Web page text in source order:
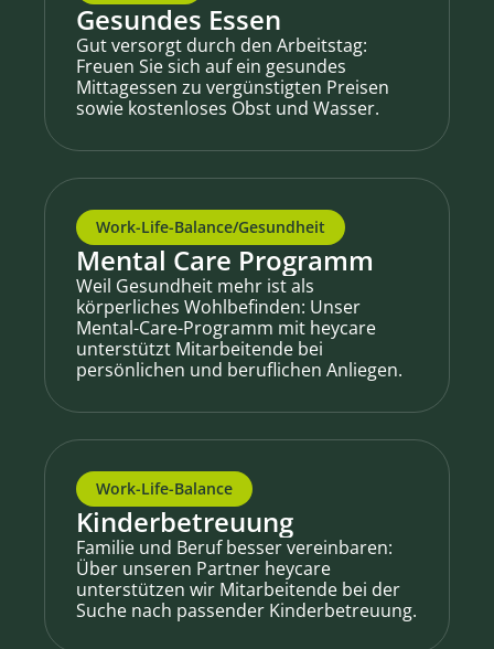
Gesundes Essen
Gut versorgt durch den Arbeitstag:
Freuen Sie sich auf ein gesundes
Mittagessen zu vergünstigten Preisen
sowie kostenloses Obst und Wasser.
Work-Life-Balance/Gesundheit
Mental Care Programm
Weil Gesundheit mehr ist als
körperliches Wohlbefinden: Unser
Mental-Care-Programm mit heycare
unterstützt Mitarbeitende bei
persönlichen und beruflichen Anliegen.
Work-Life-Balance
Kinderbetreuung
Familie und Beruf besser vereinbaren:
Über unseren Partner heycare
unterstützen wir Mitarbeitende bei der
Suche nach passender Kinderbetreuung.